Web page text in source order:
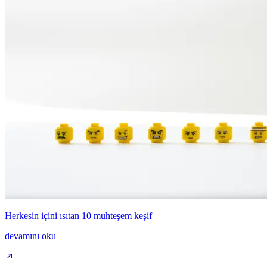
Herkesin içini ısıtan 10 muhteşem keşif
devamını oku